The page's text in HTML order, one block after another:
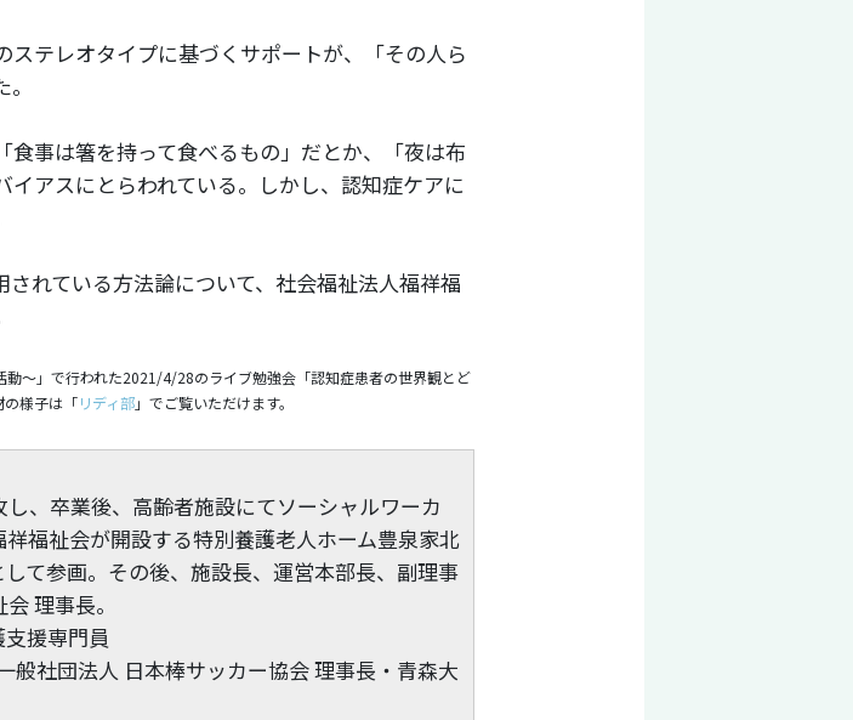
テレオタイプに基づくサポートが、「その人ら
事は箸を持って食べるもの」だとか、「夜は布
アスにとらわれている。しかし、認知症ケアに
れている方法論について、社会福祉法人福祥福
〜」で行われた2021/4/28のライブ勉強会「認知症患者の世界観とど
の様子は「リディ部」でご覧いただけます。
、卒業後、高齢者施設にてソーシャルワーカ
福祉会が開設する特別養護老人ホーム豊泉家北
て参画。その後、施設長、運営本部長、副理事
理事長。
援専門員
般社団法人 日本棒サッカー協会 理事長・青森大